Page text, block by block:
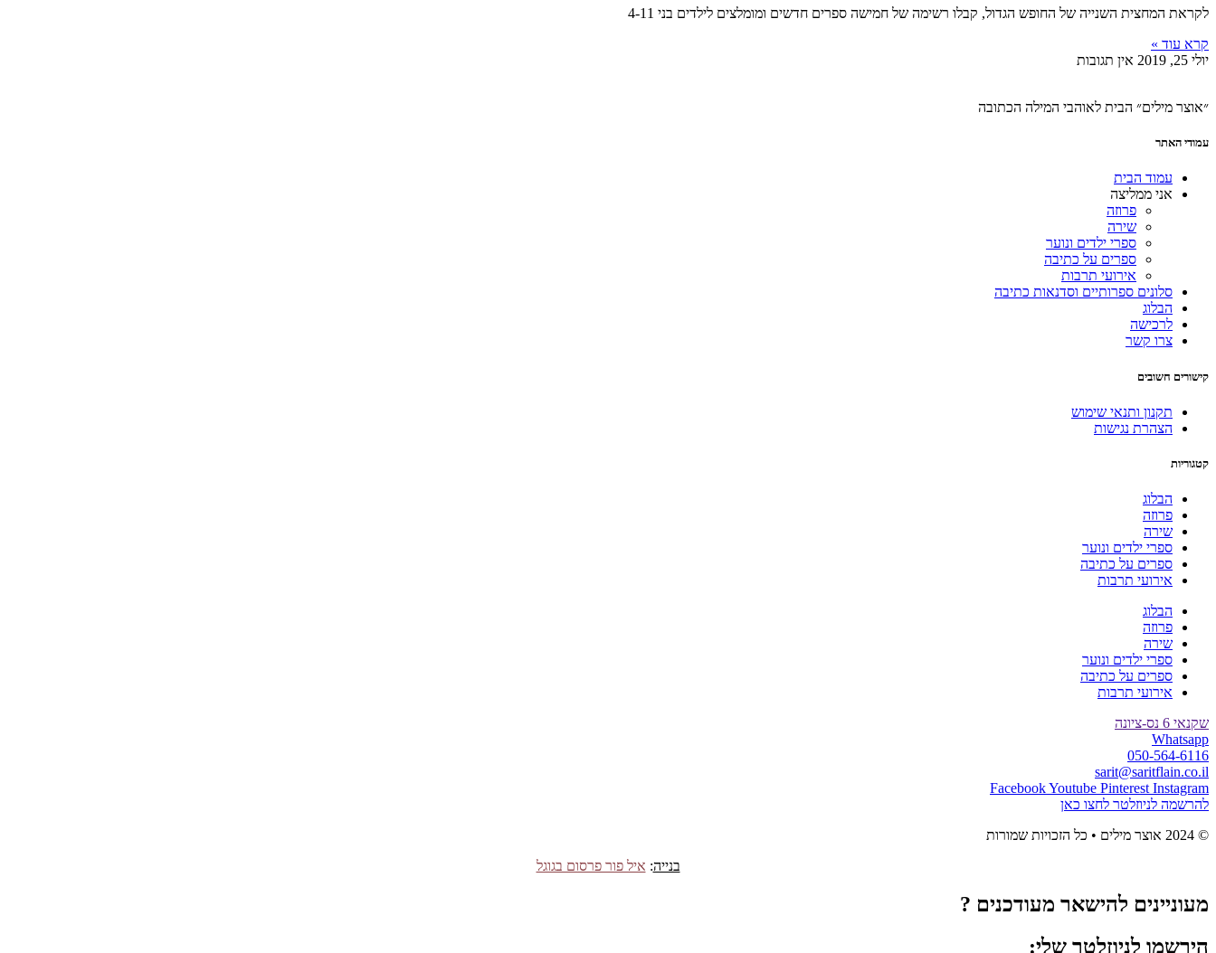
לקראת המחצית השנייה של החופש הגדול, קבלו רשימה של חמישה ספרים חדשים ומומלצים לילדים בני 4-11
קרא עוד »
יולי 25, 2019
אין תגובות
״אוצר מילים״ הבית לאוהבי המילה הכתובה
עמודי האתר
עמוד הבית
אני ממליצה
פרוזה
שירה
ספרי ילדים ונוער
ספרים על כתיבה
אירועי תרבות
סלונים ספרותיים וסדנאות כתיבה
הבלוג
לרכישה
צרו קשר
קישורים חשובים
תקנון ותנאי שימוש
הצהרת נגישות
קטגוריות
הבלוג
פרוזה
שירה
ספרי ילדים ונוער
ספרים על כתיבה
אירועי תרבות
הבלוג
פרוזה
שירה
ספרי ילדים ונוער
ספרים על כתיבה
אירועי תרבות
שקנאי 6 נס-ציונה
Whatsapp
050-564-6116
sarit@saritflain.co.il
FacebookYoutube Pinterest Instagram
להרשמה לניוזלטר לחצו כאן
© 2024 אוצר מילים • כל הזכויות שמורות
בנייה: איל פור פרסום בגוגל
מעוניינים להישאר מעודכנים ?
הירשמו לניוזלטר שלי: